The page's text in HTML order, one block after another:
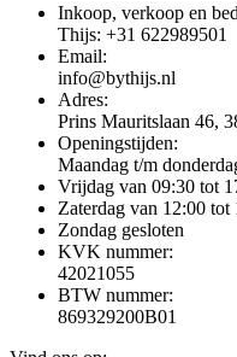
Inkoop, verkoop en
Thijs: +31 622989501
Email:
info@bythijs.nl
Adres:
Prins Mauritslaan 46,
Openingstijden:
Maandag t/m
Vrijdag van 09:30 tot
Zaterdag van 12:00 tot
Zondag gesloten
KVK nummer:
42021055
BTW nummer:
869329200B01